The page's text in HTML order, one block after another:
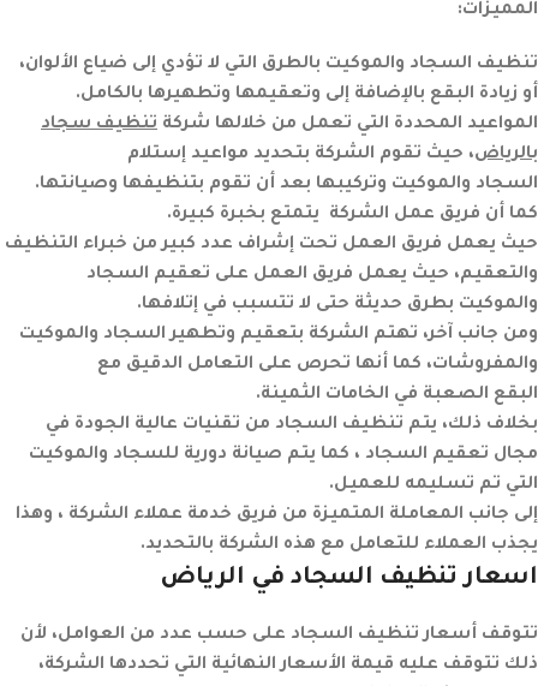
المميزات:
تنظيف السجاد والموكيت بالطرق التي لا تؤدي إلى ضياع الألوان،
أو زيادة البقع بالإضافة إلى وتعقيمها وتطهيرها بالكامل.
المواعيد المحددة التي تعمل من خلالها شركة تنظيف سجاد
بالرياض، حيث تقوم الشركة بتحديد مواعيد إستلام
السجاد والموكيت وتركيبها بعد أن تقوم بتنظيفها وصيانتها.
كما أن فريق عمل الشركة يتمتع بخبرة كبيرة.
حيث يعمل فريق العمل تحت إشراف عدد كبير من خبراء التنظيف
والتعقيم، حيث يعمل فريق العمل على تعقيم السجاد
والموكيت بطرق حديثة حتى لا تتسبب في إتلافها.
ومن جانب آخر، تهتم الشركة بتعقيم وتطهير السجاد والموكيت
والمفروشات، كما أنها تحرص على التعامل الدقيق مع
البقع الصعبة في الخامات الثمينة.
بخلاف ذلك، يتم تنظيف السجاد من تقنيات عالية الجودة في
مجال تعقيم السجاد ، كما يتم صيانة دورية للسجاد والموكيت
التي تم تسليمه للعميل.
إلى جانب المعاملة المتميزة من فريق خدمة عملاء الشركة ، وهذا
يجذب العملاء للتعامل مع هذه الشركة بالتحديد.
اسعار تنظيف السجاد في الرياض
تتوقف أسعار تنظيف السجاد على حسب عدد من العوامل، لأن
ذلك تتوقف عليه قيمة الأسعار النهائية التي تحددها الشركة،